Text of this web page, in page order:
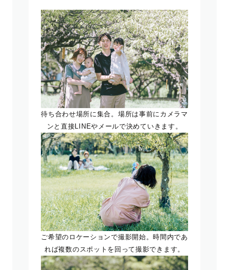
待ち合わせ場所に集合。場所は事前にカメラマ
ンと直接LINEやメールで決めていきます。
ご希望のロケーションで撮影開始。時間内であ
れば複数のスポットを回って撮影できます。